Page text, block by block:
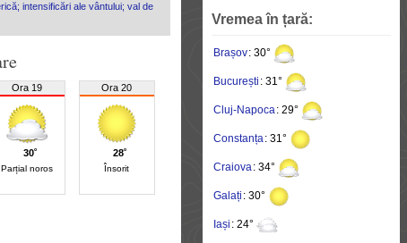
intensificări ale vântului; val de
Ora 19
30˚
Parțial noros
Ora 20
28˚
Însorit
Vremea în țară:
Brașov: 30°
București : 31°
Cluj-Napoca: 29°
Constanța: 31°
Craiova: 34°
Galați : 30°
Iași : 24°